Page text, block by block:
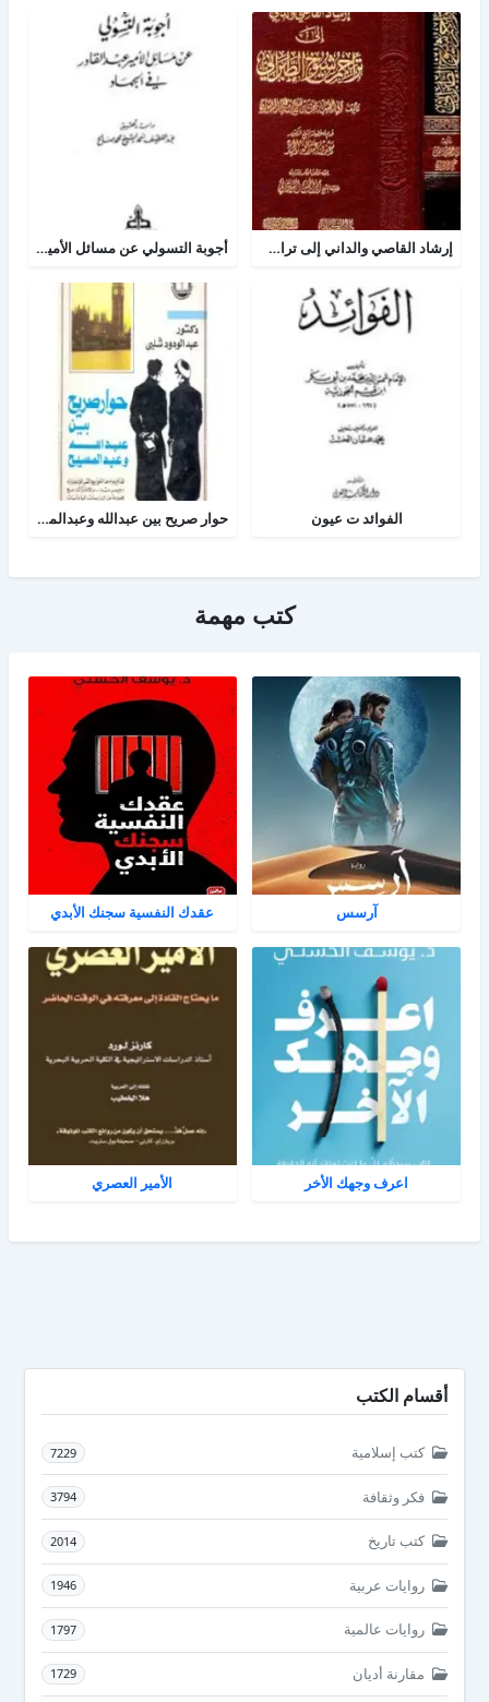
إرشاد القاصي والداني إلى تراجم شيوخ الطبراني أجوبة التسولي عن مسائل الأمير عبد القادر في الجهاد
الفوائد ت عيون حوار صريح بين عبدالله وعبدالمسيح
كتب مهمة
آرسس عقدك النفسية سجنك الأبدي
اعرف وجهك الأخر الأمير العصري
أقسام الكتب
كتب إسلامية 7229
فكر وثقافة 3794
كتب تاريخ 2014
روايات عربية 1946
روايات عالمية 1797
مقارنة أديان 1729